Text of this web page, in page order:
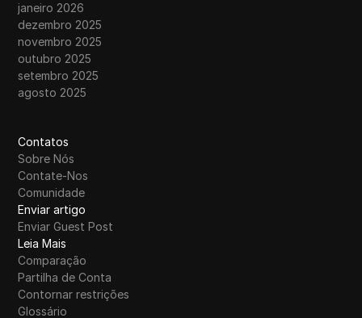
janeiro 2026
dezembro 2025
novembro 2025
outubro 2025
setembro 2025
agosto 2025
Contatos
Sobre Nós
Contate-Nos
Comunidade
Enviar artigo
Enviar Guest Post
Leia Mais
Comparação
Partilha de Conta
Contornar restrições
Glossário